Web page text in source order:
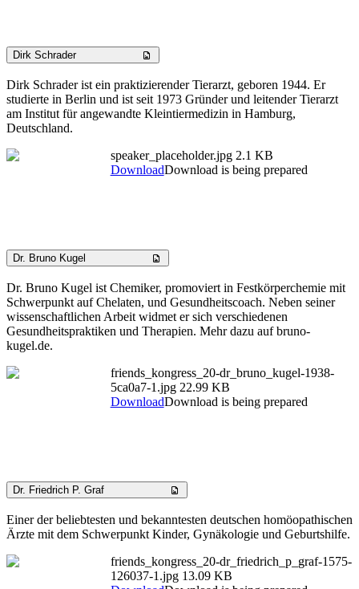
Dirk Schrader
Dirk Schrader ist ein praktizierender Tierarzt, geboren 1944. Er
studierte in Berlin und ist seit 1973 Gründer und leitender Tierarzt
am Institut für angewandte Kleintiermedizin in Hamburg,
Deutschland.
speaker_placeholder.jpg 2.1 KB
DownloadDownload is being prepared
Dr. Bruno Kugel
Dr. Bruno Kugel ist Chemiker, promoviert in Festkörperchemie mit
Schwerpunkt auf Chelaten, und Gesundheitscoach. Neben seiner
wissenschaftlichen Arbeit widmet er sich verschiedenen
Gesundheitspraktiken und Therapien. Mehr dazu auf bruno-
kugel.de.
friends_kongress_20-dr_bruno_kugel-1938-
5ca0a7-1.jpg 22.99 KB
DownloadDownload is being prepared
Dr. Friedrich P. Graf
Einer der beliebtesten und bekanntesten deutschen homöopathischen
Ärzte mit dem Schwerpunkt Kinder, Gynäkologie und Geburtshilfe.
friends_kongress_20-dr_friedrich_p_graf-1575-
126037-1.jpg 13.09 KB